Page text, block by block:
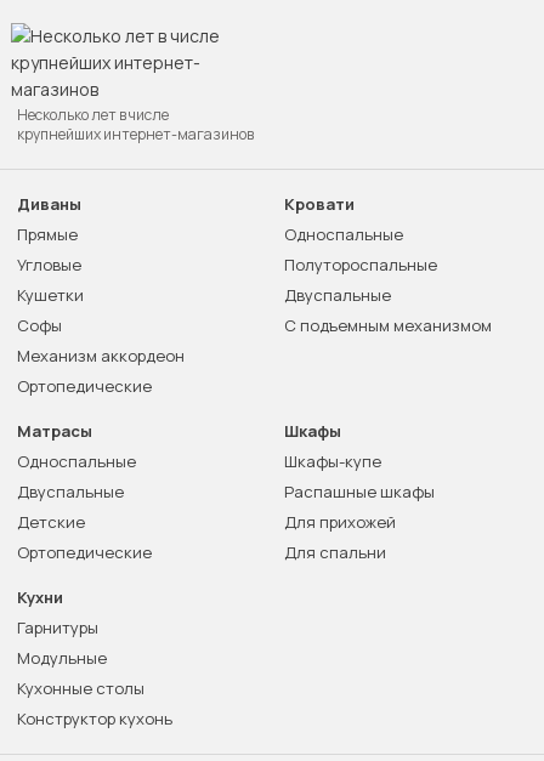
Несколько лет в числе
крупнейших интернет-магазинов
Диваны
Прямые
Угловые
Кушетки
Софы
Механизм аккордеон
Ортопедические
Кровати
Односпальные
Полутороспальные
Двуспальные
С подъемным механизмом
Матрасы
Односпальные
Двуспальные
Детские
Ортопедические
Шкафы
Шкафы-купе
Распашные шкафы
Для прихожей
Для спальни
Кухни
Гарнитуры
Модульные
Кухонные столы
Конструктор кухонь